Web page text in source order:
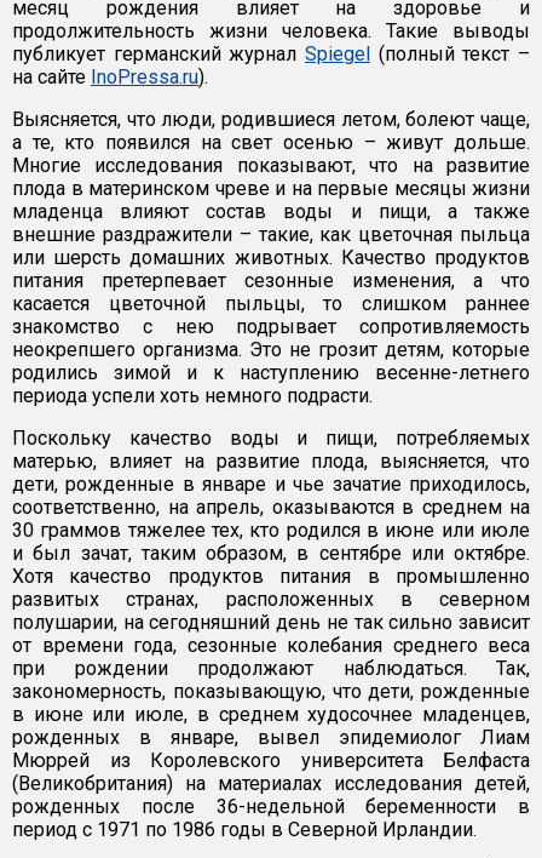
месяц рождения влияет на здоровье и
продолжительность жизни человека. Такие выводы
публикует германский журнал Spiegel (полный текст –
на сайте InoPressa.ru).
Выясняется, что люди, родившиеся летом, болеют чаще,
а те, кто появился на свет осенью – живут дольше.
Многие исследования показывают, что на развитие
плода в материнском чреве и на первые месяцы жизни
младенца влияют состав воды и пищи, а также
внешние раздражители – такие, как цветочная пыльца
или шерсть домашних животных. Качество продуктов
питания претерпевает сезонные изменения, а что
касается цветочной пыльцы, то слишком раннее
знакомство с нею подрывает сопротивляемость
неокрепшего организма. Это не грозит детям, которые
родились зимой и к наступлению весенне-летнего
периода успели хоть немного подрасти.
Поскольку качество воды и пищи, потребляемых
матерью, влияет на развитие плода, выясняется, что
дети, рожденные в январе и чье зачатие приходилось,
соответственно, на апрель, оказываются в среднем на
30 граммов тяжелее тех, кто родился в июне или июле
и был зачат, таким образом, в сентябре или октябре.
Хотя качество продуктов питания в промышленно
развитых странах, расположенных в северном
полушарии, на сегодняшний день не так сильно зависит
от времени года, сезонные колебания среднего веса
при рождении продолжают наблюдаться. Так,
закономерность, показывающую, что дети, рожденные
в июне или июле, в среднем худосочнее младенцев,
рожденных в январе, вывел эпидемиолог Лиам
Мюррей из Королевского университета Белфаста
(Великобритания) на материалах исследования детей,
рожденных после 36-недельной беременности в
период с 1971 по 1986 годы в Северной Ирландии.